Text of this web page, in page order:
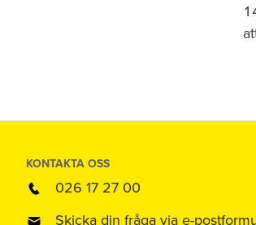
KONTAKTA OSS
026 17 27 00
Skicka din fråga via e-